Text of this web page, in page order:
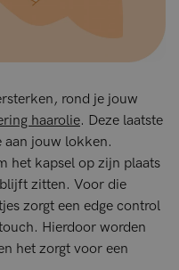
rond je jouw
haarolie. Deze laatste
aan jouw lokken.
het kapsel op zijn plaats
zitten. Voor die
zorgt een edge control
Hierdoor worden
het zorgt voor een